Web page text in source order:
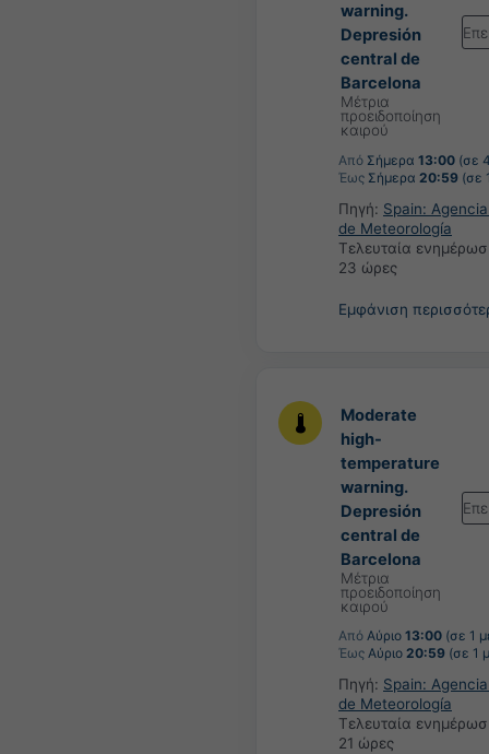
warning.
Depresión
central de
Barcelona
Μέτρια
προειδοποίηση
καιρού
Από Σήμερα 13:00 (σε
Έως Σήμερα 20:59 (σε
Πηγή: Spain:
de Meteorología
Τελευταία
23 ώρες
Εμφάνιση
Moderate
high-
temperature
warning.
Depresión
central de
Barcelona
Μέτρια
προειδοποίηση
καιρού
Από Αύριο 13:00 (σε 1
Έως Αύριο 20:59 (σε 1
Πηγή: Spain:
de Meteorología
Τελευταία
21 ώρες